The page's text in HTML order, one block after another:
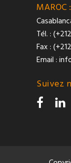
MAROC :
Tél. :
Fax :
Email :
Suivez